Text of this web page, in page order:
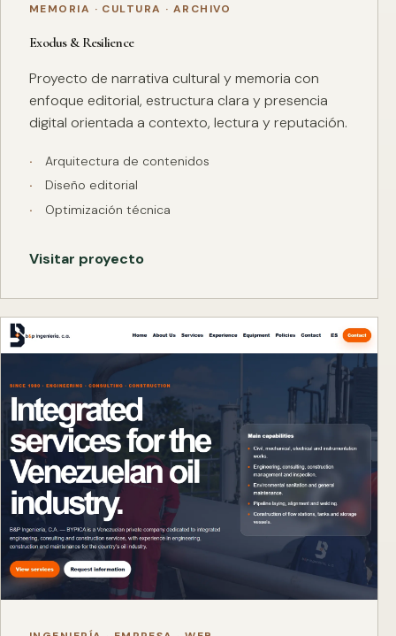
MEMORIA · CULTURA · ARCHIVO
Exodus & Resilience
Proyecto de narrativa cultural y memoria con
enfoque editorial, estructura clara y presencia
digital orientada a contexto, lectura y reputación.
Arquitectura de contenidos
Diseño editorial
Optimización técnica
Visitar proyecto